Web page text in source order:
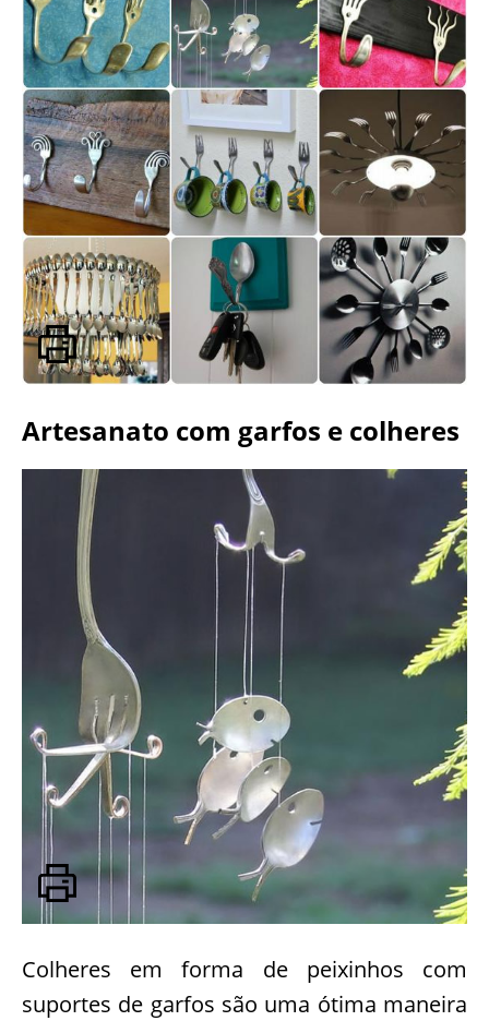
Artesanato com garfos e colheres
Colheres em forma de peixinhos com
suportes de garfos são uma ótima maneira